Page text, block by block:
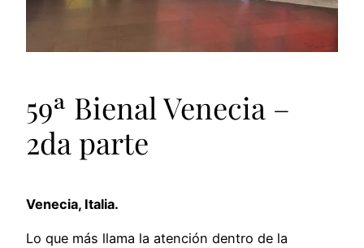
59ª Bienal Venecia –
2da parte
Venecia, Italia.
Lo que más llama la atención dentro de la